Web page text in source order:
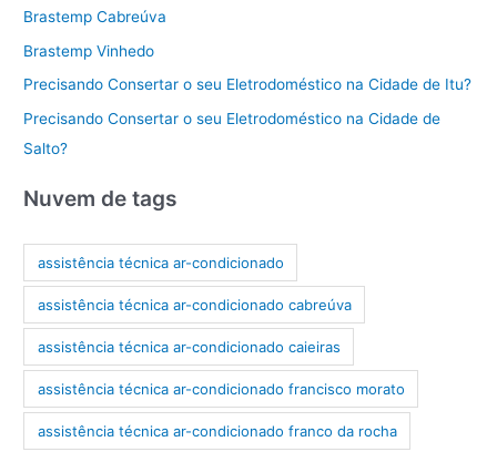
Brastemp Cabreúva
Brastemp Vinhedo
Precisando Consertar o seu Eletrodoméstico na Cidade de Itu?
Precisando Consertar o seu Eletrodoméstico na Cidade de
Salto?
Nuvem de tags
assistência técnica ar-condicionado
assistência técnica ar-condicionado cabreúva
assistência técnica ar-condicionado caieiras
assistência técnica ar-condicionado francisco morato
assistência técnica ar-condicionado franco da rocha